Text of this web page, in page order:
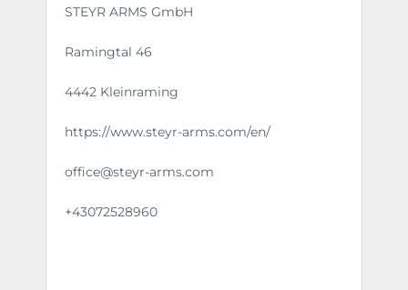
STEYR ARMS GmbH
Ramingtal 46
4442 Kleinraming
https://www.steyr-arms.com/en/
office@steyr-arms.com
+43072528960